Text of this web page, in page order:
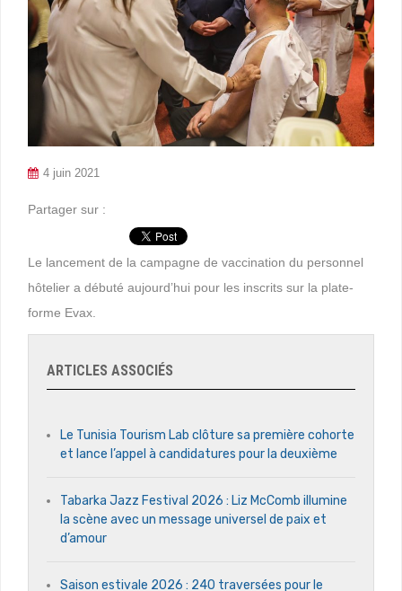
4 juin 2021
Partager sur :
Le lancement de la campagne de vaccination du personnel
hôtelier a débuté aujourd’hui pour les inscrits sur la plate-
forme Evax.
ARTICLES ASSOCIÉS
Le Tunisia Tourism Lab clôture sa première cohorte
et lance l’appel à candidatures pour la deuxième
Tabarka Jazz Festival 2026 : Liz McComb illumine
la scène avec un message universel de paix et
d’amour
Saison estivale 2026 : 240 traversées pour le